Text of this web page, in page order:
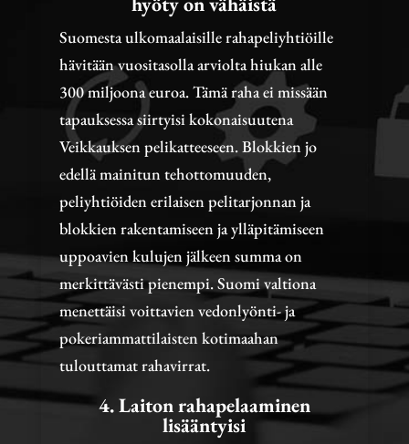
Suomesta ulkomaalaisille rahapeliyhtiöille
hävitään vuositasolla arviolta hiukan alle
300 miljoona euroa. Tämä raha ei missään
tapauksessa siirtyisi kokonaisuutena
Veikkauksen pelikatteeseen. Blokkien jo
edellä mainitun tehottomuuden,
peliyhtiöiden erilaisen pelitarjonnan ja
blokkien rakentamiseen ja ylläpitämiseen
uppoavien kulujen jälkeen summa on
merkittävästi pienempi. Suomi valtiona
menettäisi voittavien vedonlyönti- ja
pokeriammattilaisten kotimaahan
tulouttamat rahavirrat.
4. Laiton rahapelaaminen
lisääntyisi